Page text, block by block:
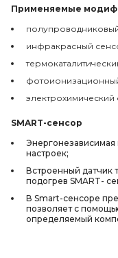
Применяемые
инфракрасный
электрохимический
SMART-сенсор
Энергонезависимая
настроек;
Встроенный датчик
подогрев SMART-
В Smart-сенсоре
позволяет с
определяемый